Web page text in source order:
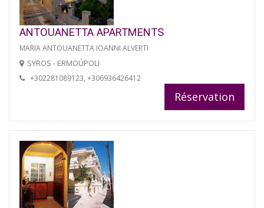
ANTOUANETTA APARTMENTS
MARIA ANTOUANETTA IOANNI ALVERTI
SYROS - ERMOÚPOLI
+302281089123, +306936426412
Réservation